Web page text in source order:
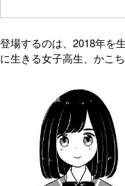
登場するのは、2018年を
に生きる女子高生、かこち